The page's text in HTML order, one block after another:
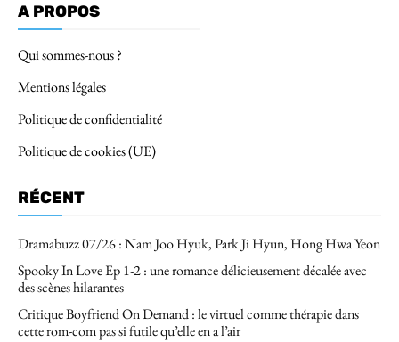
A PROPOS
Qui sommes-nous ?
Mentions légales
Politique de confidentialité
Politique de cookies (UE)
RÉCENT
Dramabuzz 07/26 : Nam Joo Hyuk, Park Ji Hyun, Hong Hwa Yeon
Spooky In Love Ep 1-2 : une romance délicieusement décalée avec
des scènes hilarantes
Critique Boyfriend On Demand : le virtuel comme thérapie dans
cette rom-com pas si futile qu’elle en a l’air